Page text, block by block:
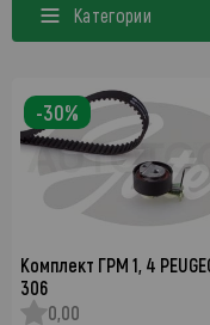
Категории
Комплект ГРМ 1, 4
306
0,00
-30%